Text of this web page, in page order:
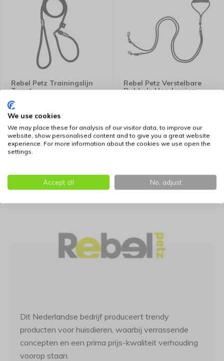
Rebel Petz Trainingslijn
Zwart
18,95
Rebel Petz Verstelbare
Dubbele Hondenriem
Dit Nederlandse bedrijf produceert trendy
producten voor huisdieren, waarbij verrassende
concepten en een prima prijs-kwaliteit verhouding
voorop staan.
We use cookies
We may place these for analysis of our visitor data, to improve our
website, show personalised content and to give you a great website
experience. For more information about the cookies we use open the
settings.
Accept all No, adjust